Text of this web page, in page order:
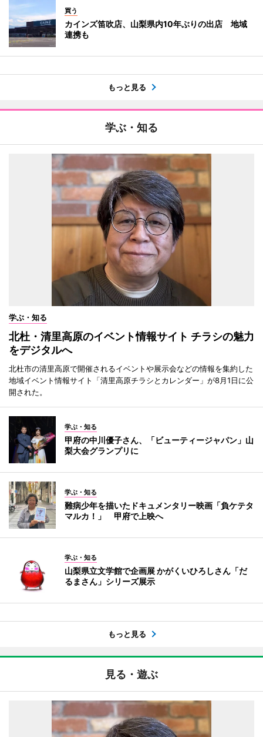
買う
カインズ笛吹店、山梨県内10年ぶりの出店 地域
連携も
もっと見る
学ぶ・知る
学ぶ・知る
北杜・清里高原のイベント情報サイト チラシの魅力
をデジタルへ
北杜市の清里高原で開催されるイベントや展示会などの情報を集約した
地域イベント情報サイト「清里高原チラシとカレンダー」が8月1日に公
開された。
学ぶ・知る
甲府の中川優子さん、「ビューティージャパン」山
梨大会グランプリに
学ぶ・知る
難病少年を描いたドキュメンタリー映画「負ケテタ
マルカ！」 甲府で上映へ
学ぶ・知る
山梨県立文学館で企画展 かがくいひろしさん「だ
るまさん」シリーズ展示
もっと見る
見る・遊ぶ